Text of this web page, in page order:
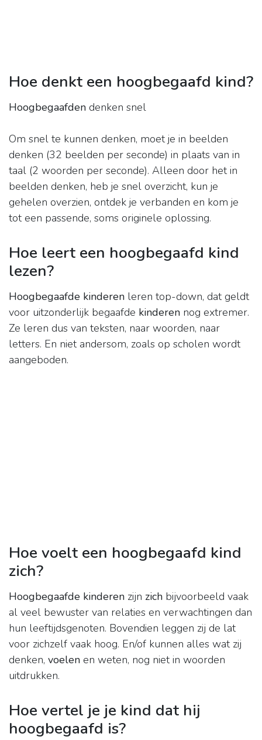
Hoe denkt een hoogbegaafd kind?
Hoogbegaafden denken snel
Om snel te kunnen denken, moet je in beelden
denken (32 beelden per seconde) in plaats van in
taal (2 woorden per seconde). Alleen door het in
beelden denken, heb je snel overzicht, kun je
gehelen overzien, ontdek je verbanden en kom je
tot een passende, soms originele oplossing.
Hoe leert een hoogbegaafd kind
lezen?
Hoogbegaafde kinderen leren top-down, dat geldt
voor uitzonderlijk begaafde kinderen nog extremer.
Ze leren dus van teksten, naar woorden, naar
letters. En niet andersom, zoals op scholen wordt
aangeboden.
Hoe voelt een hoogbegaafd kind
zich?
Hoogbegaafde kinderen zijn zich bijvoorbeeld vaak
al veel bewuster van relaties en verwachtingen dan
hun leeftijdsgenoten. Bovendien leggen zij de lat
voor zichzelf vaak hoog. En/of kunnen alles wat zij
denken, voelen en weten, nog niet in woorden
uitdrukken.
Hoe vertel je je kind dat hij
hoogbegaafd is?